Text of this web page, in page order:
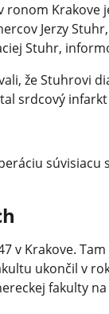
Krakove
Jerzy
Stuhr,
že Stuhrovi
srdcový
súvisiacu
v Krakove.
ukončil v
fakulty